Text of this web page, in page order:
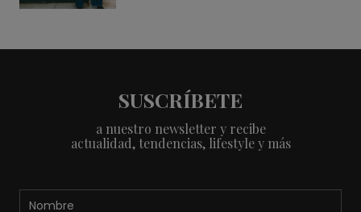
SUSCRÍBETE
a nuestro newsletter y recibe
actualidad, tendencias, lifestyle y más